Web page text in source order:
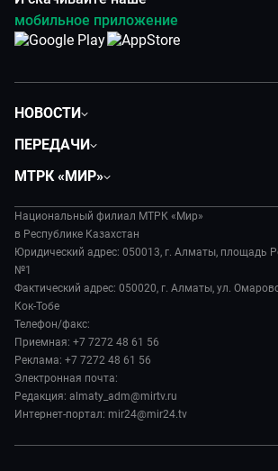
мобильное приложение
НОВОСТИ
Экономика
Происшествия
Наука и технологии
Здоровье и медицина
Спорт
Авто
Культура
ПЕРЕДАЧИ
Вместе выгодно
Евразия. Культурно
Евразия. Регионы
Наши иностранцы
Пять причин поехать в...
Сделано в Содружестве
МТРК «МИР»
История
Руководство
Лица мира
Пресса о нас
Карьера
Реклама
Обратная связь
Национальный филиал МТРК «Мир»
в Республике Казахстан
Юридический адрес: 050013, г. Алматы, площадь
№1
Фактический адрес: 050020, г. Алматы, ул.
Кок-Тобе
Телефон/факс:
Приемная: +7 7272 48 61 56
Реклама: +7 7272 48 61 56
Электронная почта:
Редакция: almaty_adm@mirtv.ru
Интернет-портал: mir24@mir24.tv